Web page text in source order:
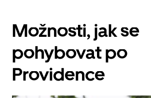
kalendář
a můžeš
datum.
Stisknutím
klávesy
Esc
Možnosti, jak se
pohybovat po
Providence